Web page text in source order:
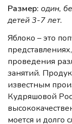
Размер: один,
детей 3-7 лет.
Яблоко – это
проведения
занятий.
известным
Кудряшовой
моется и долго